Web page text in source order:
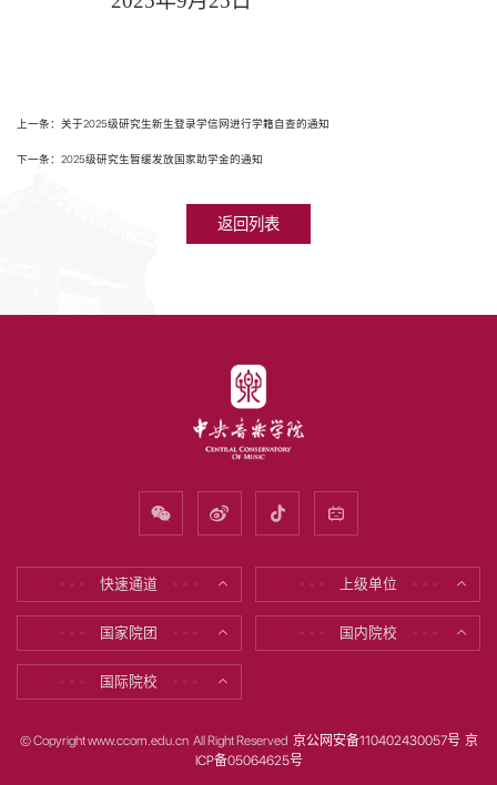
上一条：关于2025级研究生新生登录学信网进行学籍自查的通知
下一条：2025级研究生暂缓发放国家助学金的通知
返回列表
快速通道 上级单位
国家院团 国内院校
国际院校
© Copyright www.ccom.edu.cn All Right Reserved 京公网安备110402430057号 京
ICP备05064625号